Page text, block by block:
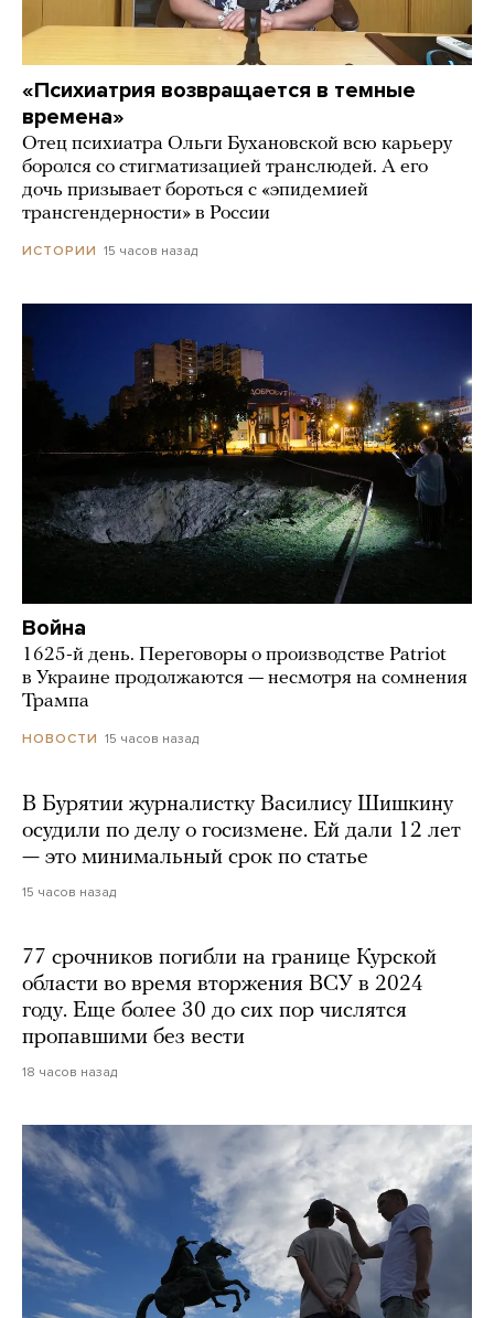
«Психиатрия возвращается в темные
времена»
Отец психиатра Ольги Бухановской всю карьеру
боролся со стигматизацией транслюдей. А его
дочь призывает бороться с «эпидемией
трансгендерности» в России
ИСТОРИИ 15 часов назад
Война
1625-й день. Переговоры о производстве Patriot
в Украине продолжаются — несмотря на сомнения
Трампа
НОВОСТИ 15 часов назад
В Бурятии журналистку Василису Шишкину
осудили по делу о госизмене. Ей дали 12 лет
— это минимальный срок по статье
15 часов назад
77 срочников погибли на границе Курской
области во время вторжения ВСУ в 2024
году. Еще более 30 до сих пор числятся
пропавшими без вести
18 часов назад